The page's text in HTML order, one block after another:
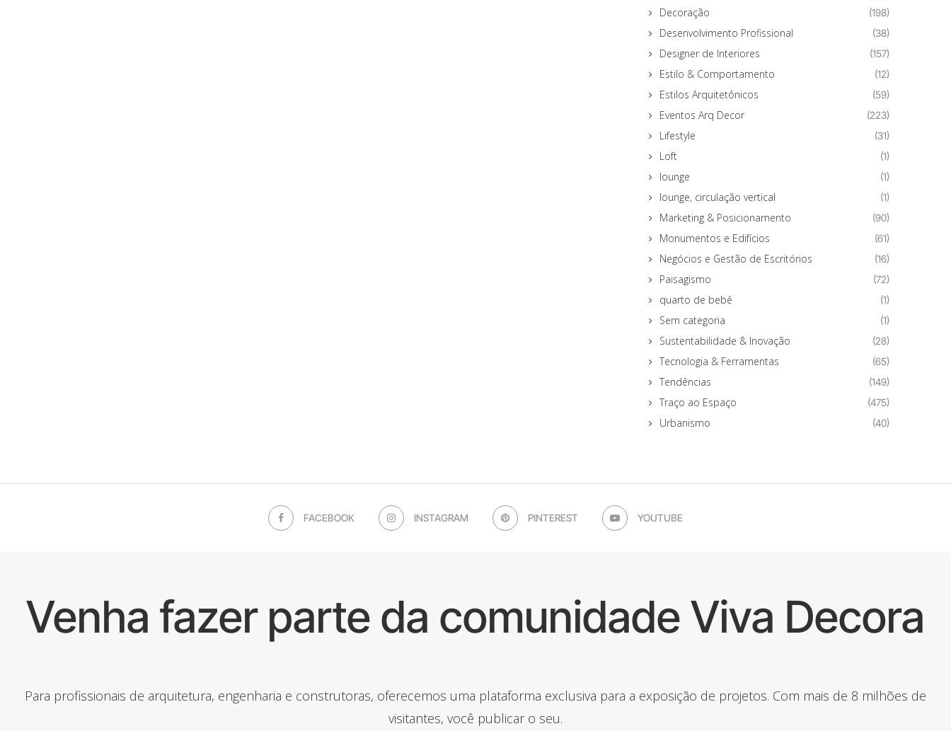
Decoração (198)
Desenvolvimento Profissional (38)
Designer de Interiores (157)
Estilo & Comportamento (12)
Estilos Arquitetônicos (59)
Eventos Arq Decor (223)
Lifestyle (31)
Loft (1)
lounge (1)
lounge, circulação vertical (1)
Marketing & Posicionamento (90)
Monumentos e Edifícios (61)
Negócios e Gestão de Escritórios (16)
Paisagismo (72)
quarto de bebê (1)
Sem categoria (1)
Sustentabilidade & Inovação (28)
Tecnologia & Ferramentas (65)
Tendências (149)
Traço ao Espaço (475)
Urbanismo (40)
FACEBOOK INSTAGRAM PINTEREST YOUTUBE
Venha fazer parte da comunidade Viva Decora
Para profissionais de arquitetura, engenharia e construtoras, oferecemos uma plataforma exclusiva para a exposição de projetos. Com mais de 8 milhões de
visitantes, você publicar o seu.